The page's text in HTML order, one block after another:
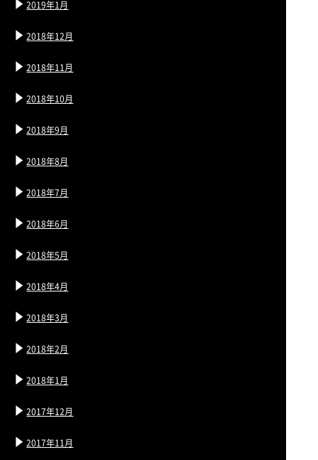
2019年1月
2018年12月
2018年11月
2018年10月
2018年9月
2018年8月
2018年7月
2018年6月
2018年5月
2018年4月
2018年3月
2018年2月
2018年1月
2017年12月
2017年11月